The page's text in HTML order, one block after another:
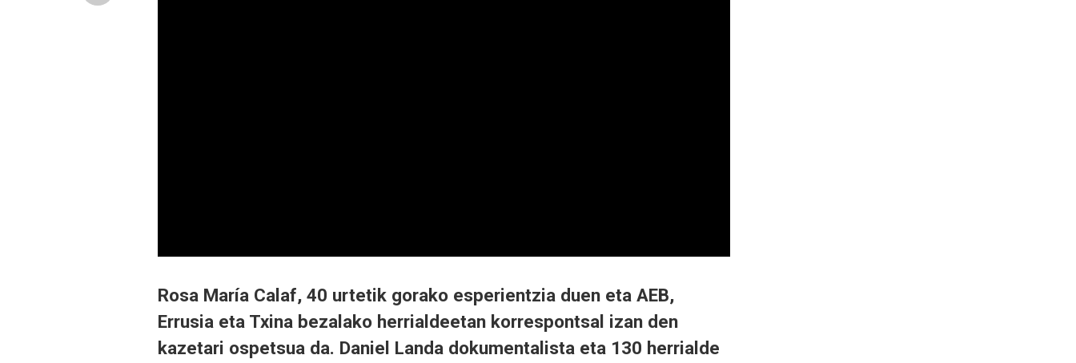
Rosa María Calaf, 40 urtetik gorako esperientzia duen eta AEB,
Errusia eta Txina bezalako herrialdeetan korrespontsal izan den
kazetari ospetsua da. Daniel Landa dokumentalista eta 130 herrialde